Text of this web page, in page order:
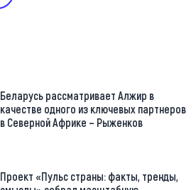
Беларусь рассматривает Алжир в
качестве одного из ключевых партнеров
в Северной Африке – Рыженков
Проект «Пульс страны: факты, тренды,